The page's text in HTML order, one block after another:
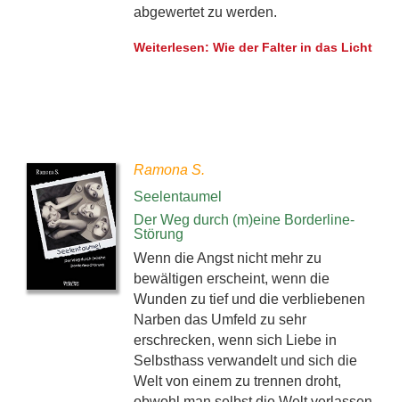
abgewertet zu werden.
Weiterlesen: Wie der Falter in das Licht
Ramona S.
Seelentaumel
Der Weg durch (m)eine Borderline-
Störung
Wenn die Angst nicht mehr zu
bewältigen erscheint, wenn die
Wunden zu tief und die verbliebenen
Narben das Umfeld zu sehr
erschrecken, wenn sich Liebe in
Selbsthass verwandelt und sich die
Welt von einem zu trennen droht,